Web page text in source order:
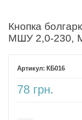
Кнопка
МШУ 2,0-230,
КБ016
78 грн.